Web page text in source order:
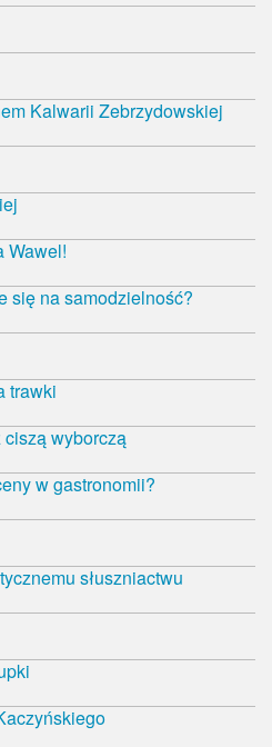
Kalwarii Zebrzydowskiej
Wawel!
się na samodzielność?
trawki
wyborczą
w gastronomii?
słuszniactwu